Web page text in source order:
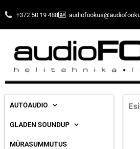
+372 50 19 488
AUTOAUDIO
GLADEN SOUNDUP
MÜRASUMMUTUS